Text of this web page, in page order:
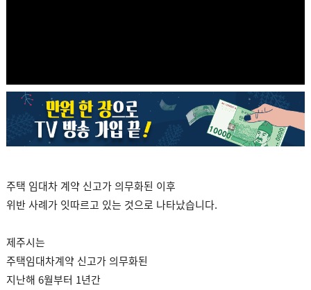
주택 임대차 계약 신고가 의무화된 이후
위반 사례가 잇따르고 있는 것으로 나타났습니다.
제주시는
주택임대차계약 신고가 의무화된
지난해 6월부터 1년간